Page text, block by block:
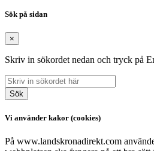
Sök på sidan
×
Skriv in sökordet nedan och tryck på
Sök
Vi använder kakor (cookies)
På www.landskronadirekt.com